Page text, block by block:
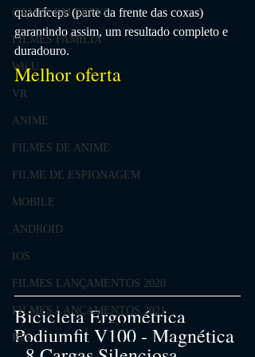
GAMES EM BREVE
FILMES FAMÍLIA
Wii U
VR
ANIME
FILMES DE ANIME
FILME DE ESPIONAGEM
MOBILE
ANDROID
IOS
FILMES LANÇAMENTOS 2020
FILMES LANÇAMENTOS 2021
RTS
quadríceps (parte da frente das coxas)
garantindo assim, um resultado completo e
duradouro.
Melhor oferta
Bicicleta Ergométrica
Podiumfit V100 - Magnética